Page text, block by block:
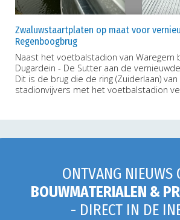
Zwaluwstaartplaten op maat voor
Regenboogbrug
Naast het voetbalstadion van Waregem
Dugardein - De Sutter aan de
Dit is de brug die de ring (Zuiderlaan)
stadionvijvers met het voetbalstadion
ONTVANG NIEUWS
BOUWMATERIALEN &
- DIRECT IN DE